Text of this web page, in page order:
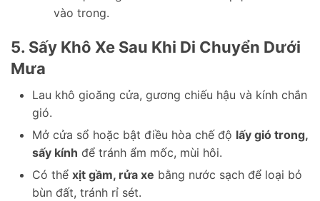
vào trong.
5. Sấy Khô Xe Sau Khi Di Chuyển Dưới
Mưa
Lau khô gioăng cửa, gương chiếu hậu và kính chắn
gió.
Mở cửa sổ hoặc bật điều hòa chế độ lấy gió trong,
sấy kính để tránh ẩm mốc, mùi hôi.
Có thể xịt gầm, rửa xe bằng nước sạch để loại bỏ
bùn đất, tránh rỉ sét.